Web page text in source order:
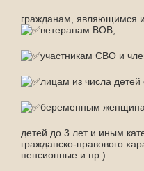
гражданам, являющимся
ветеранам ВОВ;
участникам СВО и
лицам из числа детей
беременным
детей до 3 лет и иным
гражданско-правового
пенсионные и пр.)